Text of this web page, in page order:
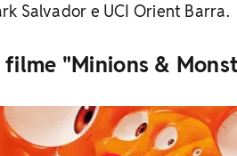
Salvador e UCI Orient Barra.
"Minions &